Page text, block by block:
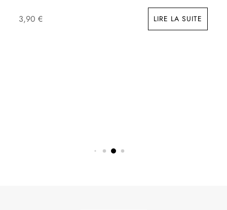
3,90€ LIRE LA SUITE